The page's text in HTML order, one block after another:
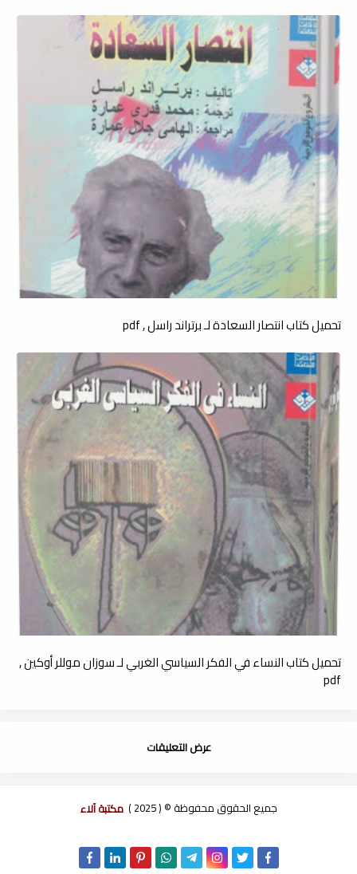
تحميل كتاب انتصار السعادة لـ برتراند راسل , pdf
تحميل كتاب النساء في الفكر السياسي الغربي لـ سوزان موللر أوكين ,
pdf
عرض التعليقات
جميع الحقوق محفوظة © ( 2025 ) مكتبة آلاء